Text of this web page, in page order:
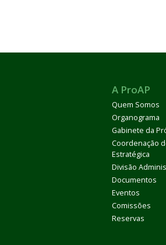
A ProAP
Quem Somos
Organograma
Gabinete da
Coordenação
Estratégica
Divisão
Documentos
Eventos
Comissões
Reservas